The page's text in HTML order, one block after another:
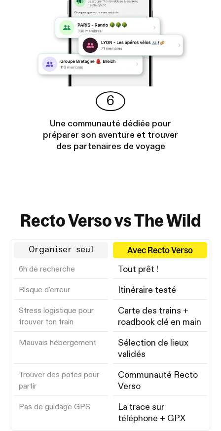
6
Une communauté dédiée pour
préparer son aventure et trouver
des partenaires de voyage
Recto Verso vs The Wild
Organiser seul Avec Recto Verso
6h de recherche Tout prêt !
Risque d'erreur Itinéraire testé
Stress logistique pour
trouver ton train
Carte des trains +
roadbook clé en main
Mauvais hébergement
Sélection de lieux
validés
Trouver des potes pour
partir
Communauté Recto
Verso
Pas de guidage GPS
La trace sur
téléphone + GPX